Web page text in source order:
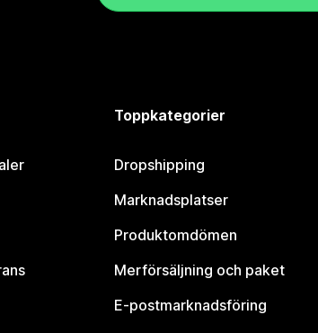
Toppkategorier
Dropshipping
Marknadsplatser
Produktomdömen
Merförsäljning och paket
E-postmarknadsföring